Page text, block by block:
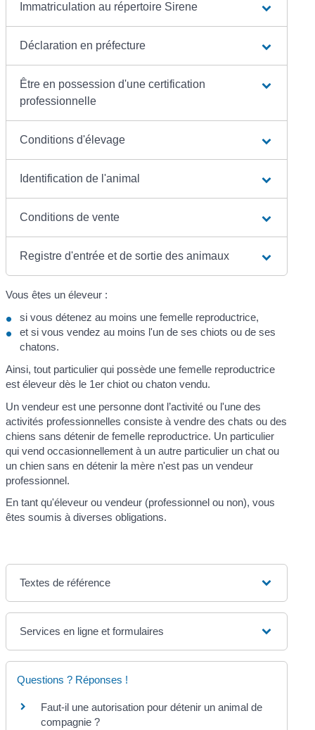
Immatriculation au répertoire Sirene
Déclaration en préfecture
Être en possession d'une certification
professionnelle
Conditions d'élevage
Identification de l'animal
Conditions de vente
Registre d'entrée et de sortie des animaux
Vous êtes un éleveur :
si vous détenez au moins une femelle reproductrice,
et si vous vendez au moins l'un de ses chiots ou de ses
chatons.
Ainsi, tout particulier qui possède une femelle reproductrice
est éleveur dès le 1er chiot ou chaton vendu.
Un vendeur est une personne dont l’activité ou l'une des
activités professionnelles consiste à vendre des chats ou des
chiens sans détenir de femelle reproductrice. Un particulier
qui vend occasionnellement à un autre particulier un chat ou
un chien sans en détenir la mère n'est pas un vendeur
professionnel.
En tant qu'éleveur ou vendeur (professionnel ou non), vous
êtes soumis à diverses obligations.
Textes de référence
Services en ligne et formulaires
Questions ? Réponses !
Faut-il une autorisation pour détenir un animal de
compagnie ?